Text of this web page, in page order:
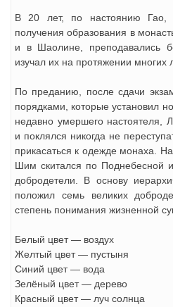
В 20 лет, по настоянию
получения образования в
и в Шаолине, преподавались
изучал их на протяжении многих
По преданию, после сдачи
порядками, которые установил
недавно умершего настоятеля,
и поклялся никогда не
прикасаться к одежде монаха.
Шим скитался по Поднебесной
добродетели. В основу
положил семь великих
степень понимания жизненной
Белый цвет — воздух
Желтый цвет — пустыня
Синий цвет — вода
Зелёный цвет — дерево
Красный цвет — луч солнца